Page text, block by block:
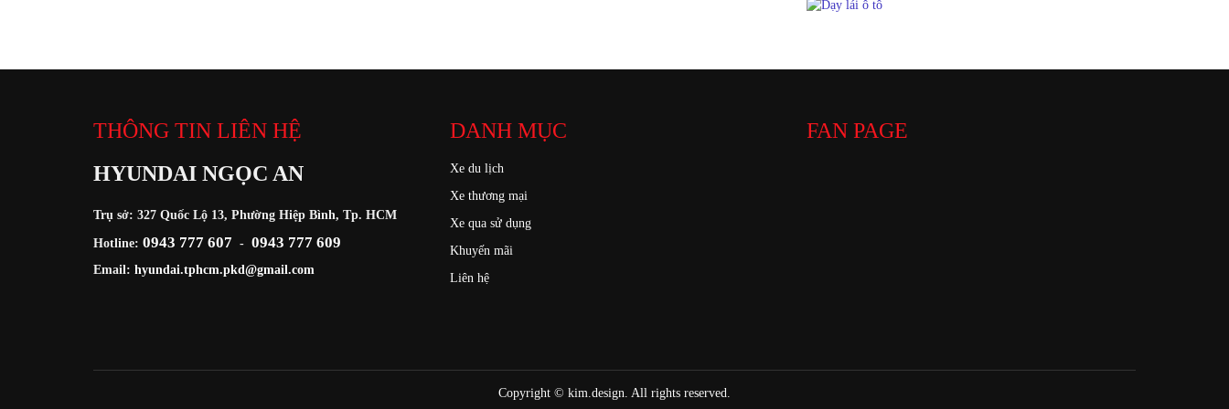
THÔNG TIN LIÊN HỆ
HYUNDAI NGỌC AN
Trụ sở: 327 Quốc Lộ 13, Phường Hiệp Bình, Tp. HCM
Hotline: 0943 777 607 - 0943 777 609
Email: hyundai.tphcm.pkd@gmail.com
DANH MỤC
Xe du lịch
Xe thương mại
Xe qua sử dụng
Khuyến mãi
Liên hệ
FAN PAGE
Copyright © kim.design . All rights reserved.